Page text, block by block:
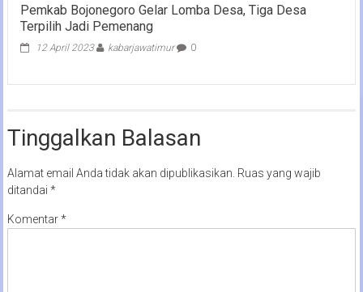
Pemkab Bojonegoro Gelar Lomba Desa, Tiga Desa
Terpilih Jadi Pemenang
12 April 2023 kabarjawatimur 0
Tinggalkan Balasan
Alamat email Anda tidak akan dipublikasikan. Ruas yang wajib
ditandai *
Komentar*